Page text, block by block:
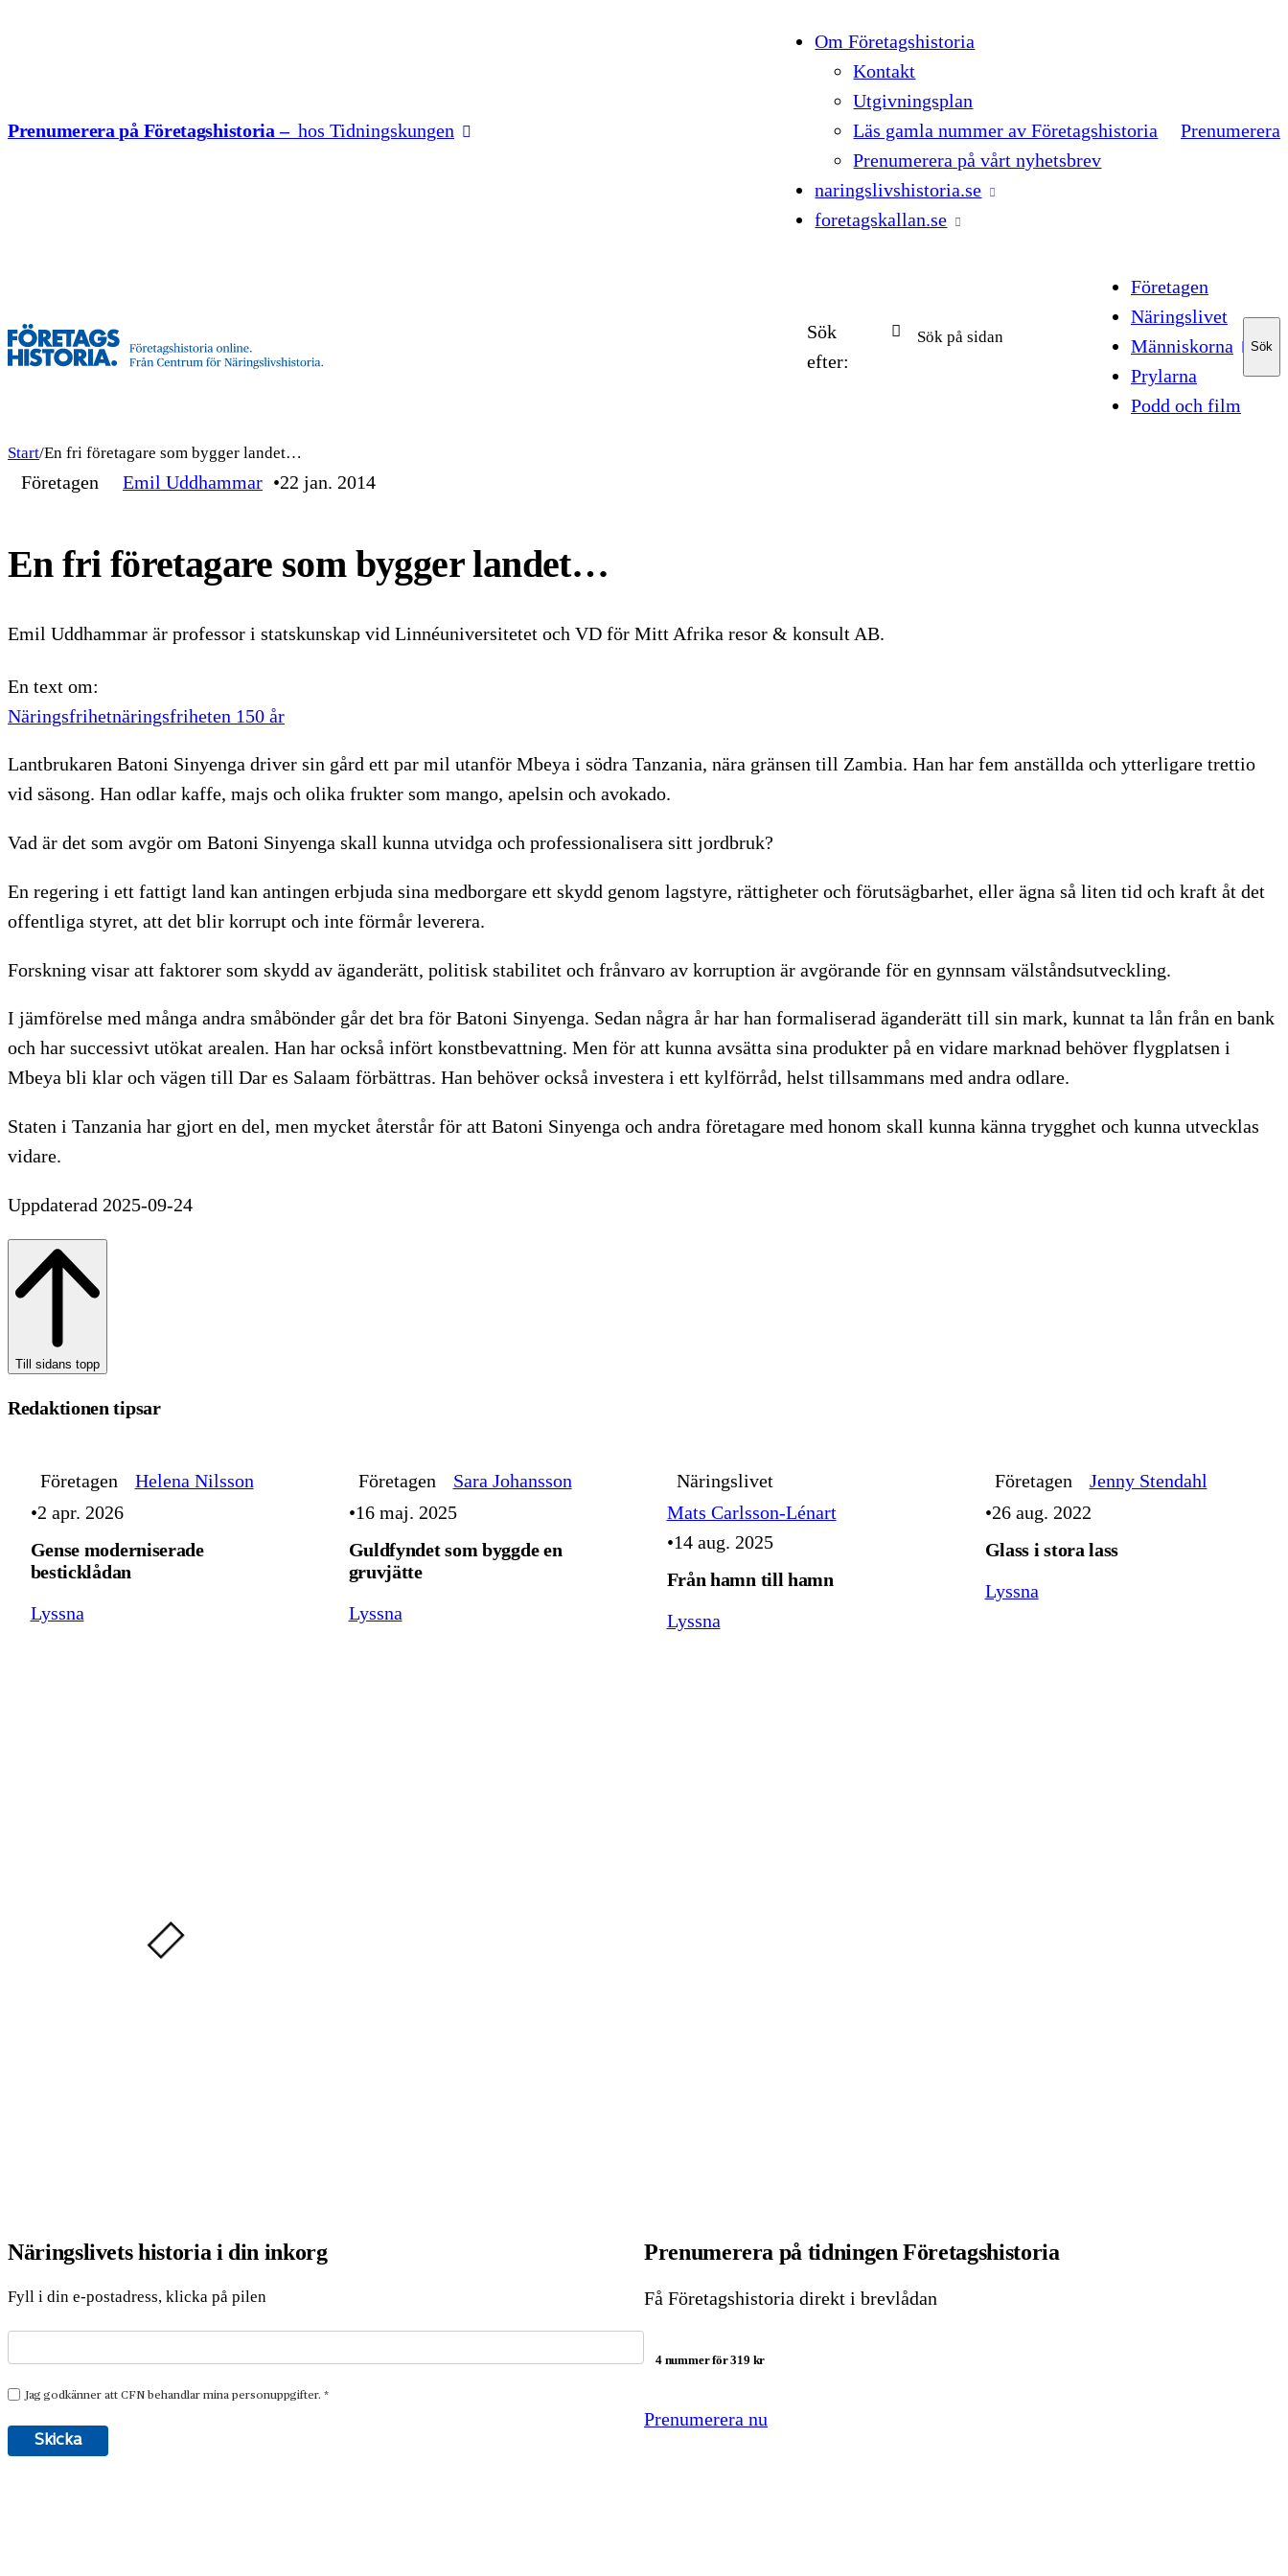
Prenumerera på Företagshistoria – hos Tidningskungen
Om Företagshistoria
Kontakt
Utgivningsplan
Läs gamla nummer av Företagshistoria
Prenumerera på vårt nyhetsbrev
naringslivshistoria.se
foretagskallan.se
Prenumerera
Företagen
Näringslivet
Människorna
Prylarna
Podd och film
Sök
efter:
Sök
Sök
Start/En fri företagare som bygger landet…
Företagen Emil Uddhammar 22 jan. 2014
En fri företagare som bygger landet…
Emil Uddhammar är professor i statskunskap vid Linnéuniversitetet och VD för Mitt Afrika resor & konsult AB.
En text om:
Näringsfrihetnäringsfriheten 150 år
Lantbrukaren Batoni Sinyenga driver sin gård ett par mil utanför Mbeya i södra Tanzania, nära gränsen till Zambia. Han har fem anställda och ytterligare trettio
vid säsong. Han odlar kaffe, majs och olika frukter som mango, apelsin och avokado.
Vad är det som avgör om Batoni Sinyenga skall kunna utvidga och professionalisera sitt jordbruk?
En regering i ett fattigt land kan antingen erbjuda sina medborgare ett skydd genom lagstyre, rättigheter och förutsägbarhet, eller ägna så liten tid och kraft åt det
offentliga styret, att det blir korrupt och inte förmår leverera.
Forskning visar att faktorer som skydd av äganderätt, politisk stabilitet och frånvaro av korruption är avgörande för en gynnsam välståndsutveckling.
I jämförelse med många andra småbönder går det bra för Batoni Sinyenga. Sedan några år har han formaliserad äganderätt till sin mark, kunnat ta lån från en bank
och har successivt utökat arealen. Han har också infört konstbevattning. Men för att kunna avsätta sina produkter på en vidare marknad behöver flygplatsen i
Mbeya bli klar och vägen till Dar es Salaam förbättras. Han behöver också investera i ett kylförråd, helst tillsammans med andra odlare.
Staten i Tanzania har gjort en del, men mycket återstår för att Batoni Sinyenga och andra företagare med honom skall kunna känna trygghet och kunna utvecklas
vidare.
Uppdaterad 2025-09-24
Till sidans topp
Redaktionen tipsar
Företagen
Helena Nilsson
2 apr. 2026
Gense moderniserade
besticklådan
Lyssna
Företagen
Sara Johansson
16 maj. 2025
Guldfyndet som byggde en
gruvjätte
Lyssna
Näringslivet
Mats Carlsson-Lénart
14 aug. 2025
Från hamn till hamn
Lyssna
Företagen
Jenny Stendahl
26 aug. 2022
Glass i stora lass
Lyssna
Näringslivets historia i din inkorg
Fyll i din e-postadress, klicka på pilen
Prenumerera på tidningen Företagshistoria
Få Företagshistoria direkt i brevlådan
4 nummer för 319 kr
Prenumerera nu